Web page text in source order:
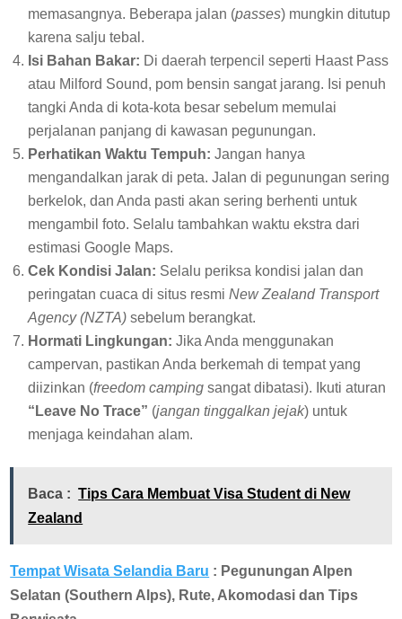
memasangnya. Beberapa jalan (passes) mungkin ditutup
karena salju tebal.
Isi Bahan Bakar: Di daerah terpencil seperti Haast Pass
atau Milford Sound, pom bensin sangat jarang. Isi penuh
tangki Anda di kota-kota besar sebelum memulai
perjalanan panjang di kawasan pegunungan.
Perhatikan Waktu Tempuh: Jangan hanya
mengandalkan jarak di peta. Jalan di pegunungan sering
berkelok, dan Anda pasti akan sering berhenti untuk
mengambil foto. Selalu tambahkan waktu ekstra dari
estimasi Google Maps.
Cek Kondisi Jalan: Selalu periksa kondisi jalan dan
peringatan cuaca di situs resmiNew Zealand Transport
Agency (NZTA) sebelum berangkat.
Hormati Lingkungan: Jika Anda menggunakan
campervan, pastikan Anda berkemah di tempat yang
diizinkan (freedom camping sangat dibatasi). Ikuti aturan
“Leave No Trace” (jangan tinggalkan jejak) untuk
menjaga keindahan alam.
Baca : Tips Cara Membuat Visa Student di New
Zealand
Tempat Wisata Selandia Baru : Pegunungan Alpen
Selatan (Southern Alps), Rute, Akomodasi dan Tips